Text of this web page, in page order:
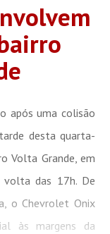
após uma colisão
desta quarta-
Volta Grande, em
volta das 17h. De
o Chevrolet Onix
às margens da